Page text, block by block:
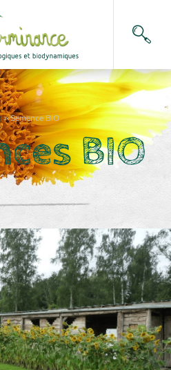
>Semence BIO
BIO